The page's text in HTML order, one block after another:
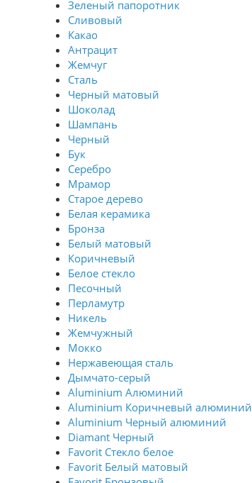
Зеленый папоротник
Сливовый
Какао
Антрацит
Жемчуг
Сталь
Черный матовый
Шоколад
Шампань
Черный
Бук
Серебро
Мрамор
Старое дерево
Белая керамика
Бронза
Белый матовый
Коричневый
Белое стекло
Песочный
Перламутр
Никель
Жемчужный
Мокко
Нержавеющая сталь
Дымчато-серый
Aluminium Алюминий
Aluminium Коричневый алюминий
Aluminium Черный алюминий
Diamant Черный
Favorit Стекло белое
Favorit Белый матовый